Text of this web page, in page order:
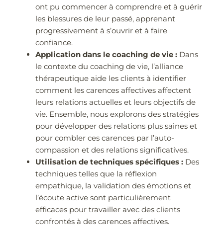
ont pu commencer à comprendre et à guérir
les blessures de leur passé, apprenant
progressivement à s’ouvrir et à faire
confiance.
Application dans le coaching de vie : Dans
le contexte du coaching de vie, l’alliance
thérapeutique aide les clients à identifier
comment les carences affectives affectent
leurs relations actuelles et leurs objectifs de
vie. Ensemble, nous explorons des stratégies
pour développer des relations plus saines et
pour combler ces carences par l’auto-
compassion et des relations significatives.
Utilisation de techniques spécifiques : Des
techniques telles que la réflexion
empathique, la validation des émotions et
l’écoute active sont particulièrement
efficaces pour travailler avec des clients
confrontés à des carences affectives.